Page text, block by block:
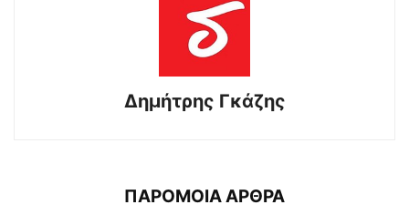
Δημήτρης Γκάζης
ΠΑΡΟΜΟΙΑ ΑΡΘΡΑ